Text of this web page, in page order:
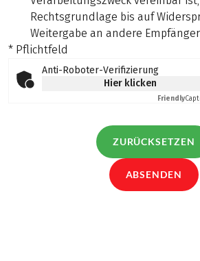
Rechtsgrundlage bis auf
Weitergabe an andere
* Pflichtfeld
Anti-Roboter-Verifizierung
Hier klicken
Friendly
ZURÜCKSETZEN
ABSENDEN